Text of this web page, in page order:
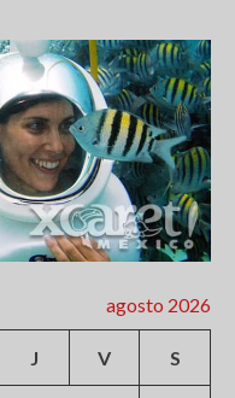
agosto 2026
J V S